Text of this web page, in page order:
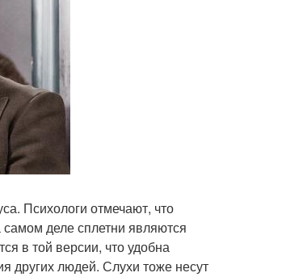
Психологи отмечают, что
самом деле сплетни являются
в той версии, что удобна
других людей. Слухи тоже несут